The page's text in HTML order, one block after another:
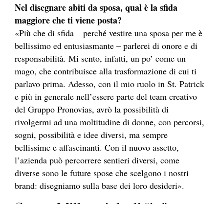
Nel disegnare abiti da sposa, qual è la sfida
maggiore che ti viene posta?
«Più che di sfida – perché vestire una sposa per me è
bellissimo ed entusiasmante – parlerei di onore e di
responsabilità. Mi sento, infatti, un po’ come un
mago, che contribuisce alla trasformazione di cui ti
parlavo prima. Adesso, con il mio ruolo in St. Patrick
e più in generale nell’essere parte del team creativo
del Gruppo Pronovias, avrò la possibilità di
rivolgermi ad una moltitudine di donne, con percorsi,
sogni, possibilità e idee diversi, ma sempre
bellissime e affascinanti. Con il nuovo assetto,
l’azienda può percorrere sentieri diversi, come
diverse sono le future spose che scelgono i nostri
brand: disegniamo sulla base dei loro desideri».